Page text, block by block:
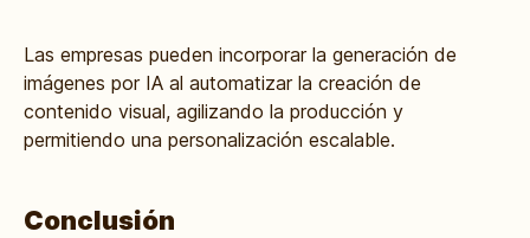
Las empresas pueden incorporar la generación de
imágenes por IA al automatizar la creación de
contenido visual, agilizando la producción y
permitiendo una personalización escalable.
Conclusión